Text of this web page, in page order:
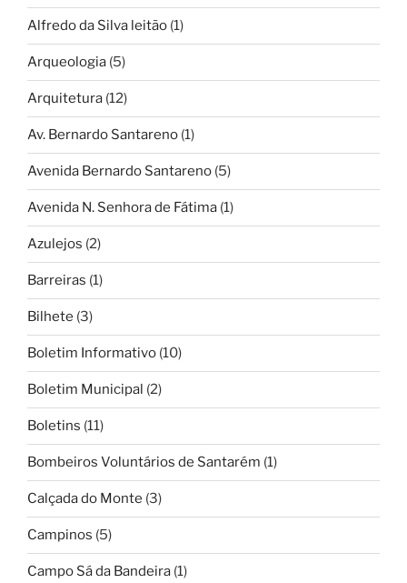
Alfredo da Silva leitão (1)
Arqueologia (5)
Arquitetura (12)
Av. Bernardo Santareno (1)
Avenida Bernardo Santareno (5)
Avenida N. Senhora de Fátima (1)
Azulejos (2)
Barreiras (1)
Bilhete (3)
Boletim Informativo (10)
Boletim Municipal (2)
Boletins (11)
Bombeiros Voluntários de Santarém (1)
Calçada do Monte (3)
Campinos (5)
Campo Sá da Bandeira (1)